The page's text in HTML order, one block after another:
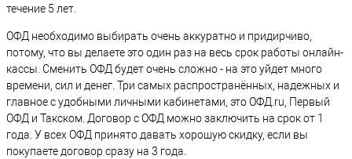
течение 5 лет.
ОФД необходимо выбирать очень аккуратно и придирчиво,
потому, что вы делаете это один раз на весь срок работы онлайн-
кассы. Сменить ОФД будет очень сложно - на это уйдет много
времени, сил и денег. Три самых распространённых, надежных и
главное с удобными личными кабинетами, это ОФД.ru, Первый
ОФД и Такском. Договор с ОФД можно заключить на срок от 1
года. У всех ОФД принято давать хорошую скидку, если вы
покупаете договор сразу на 3 года.